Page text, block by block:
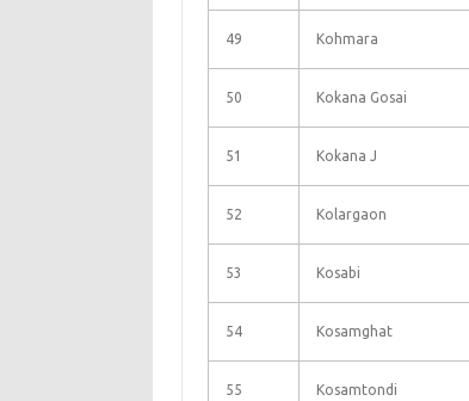
49 Kohmara
50 Kokana Gosai
51 Kokana J
52 Kolargaon
53 Kosabi
54 Kosamghat
55 Kosamtondi